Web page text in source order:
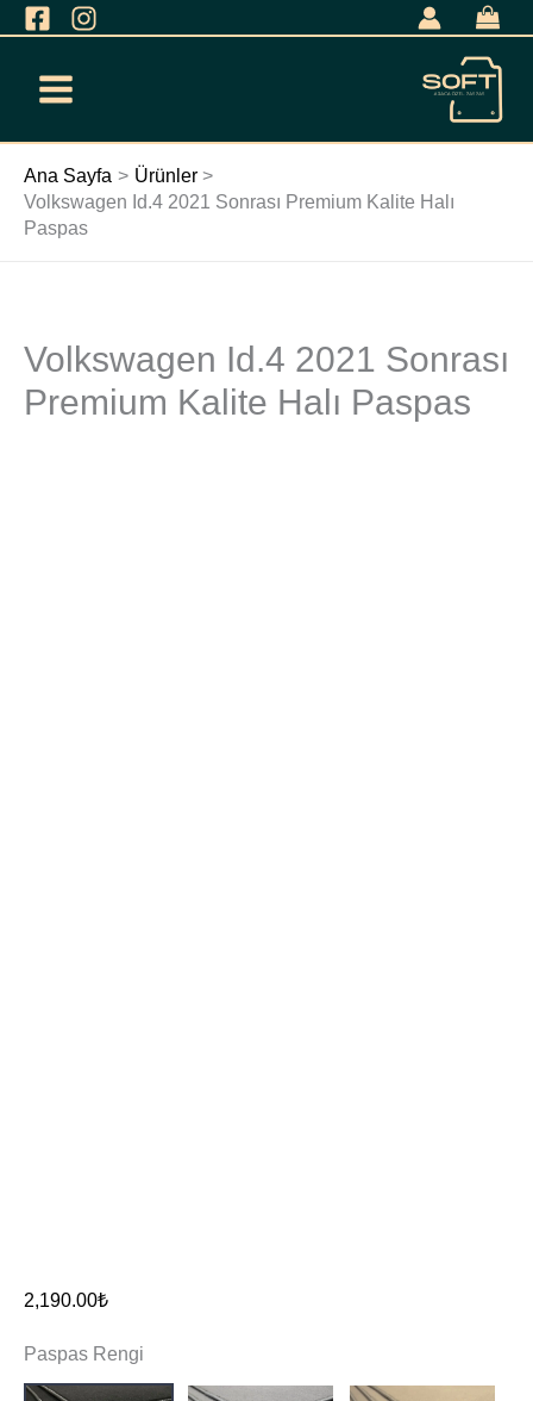
İçeriğe
Ana Sayfa
Ürünler
Volkswagen Id.4 2021 Sonrası Premium Kalite Halı
Paspas
Volkswagen Id.4 2021 Sonrası
Premium Kalite Halı Paspas
2,190.00₺
Paspas Rengi
Volkswagen
Id.4